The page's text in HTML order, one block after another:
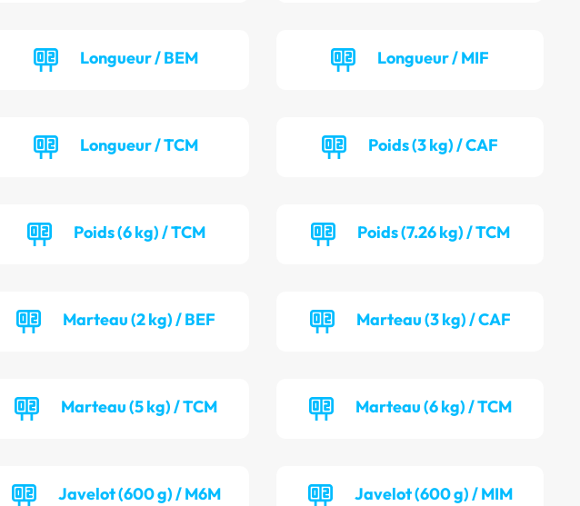
Longueur / BEM Longueur / MIF
Longueur / TCM Poids (3 kg) / CAF
Poids (6 kg) / TCM Poids (7.26 kg) / TCM
Marteau (2 kg) / BEF Marteau (3 kg) / CAF
Marteau (5 kg) / TCM Marteau (6 kg) / TCM
Javelot (600 g) / M6M Javelot (600 g) / MIM